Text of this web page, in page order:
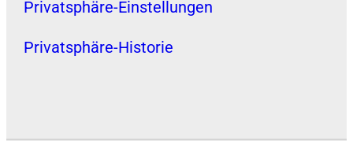
Privatsphäre-Einstellungen
Privatsphäre-Historie